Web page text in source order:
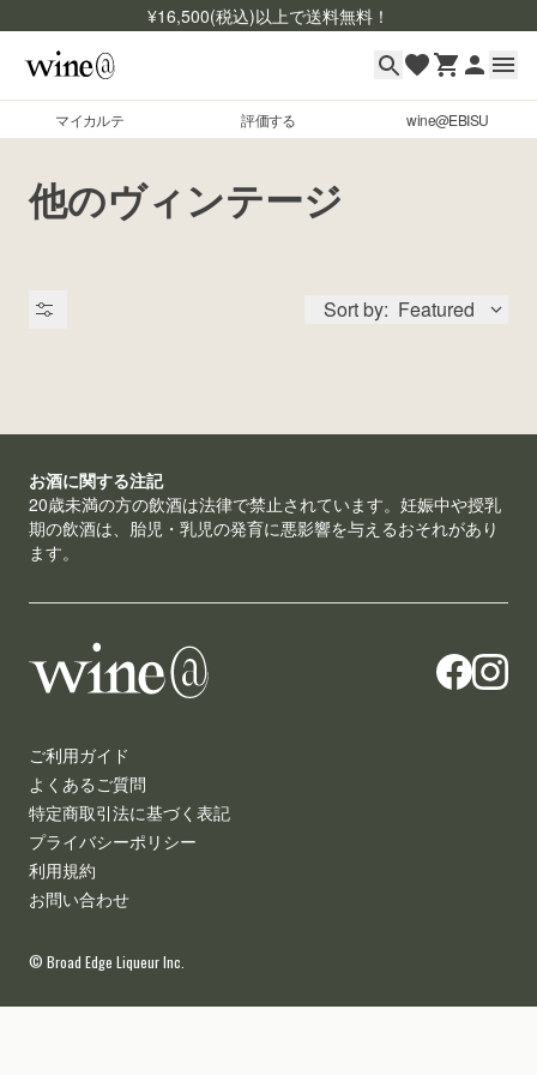
¥16,500(税込)以上で送料無料！
マイカルテ 評価する wine@EBISU
マイカルテ
評価する
商品検索
お問い合わせ
wine@とは
他のヴィンテージ
Sort by: Featured
出品状況
銘柄コード
お酒に関する注記
20歳未満の方の飲酒は法律で禁止されています。妊娠中や授乳
期の飲酒は、胎児・乳児の発育に悪影響を与えるおそれがあり
ます。
ご利用ガイド
よくあるご質問
特定商取引法に基づく表記
プライバシーポリシー
利用規約
お問い合わせ
© Broad Edge Liqueur Inc.